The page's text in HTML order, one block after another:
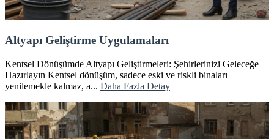
Altyapı Geliştirme Uygulamaları
Kentsel Dönüşümde Altyapı Geliştirmeleri: Şehirlerinizi Geleceğe
Hazırlayın Kentsel dönüşüm, sadece eski ve riskli binaları
yenilemekle kalmaz, a... Daha Fazla Detay